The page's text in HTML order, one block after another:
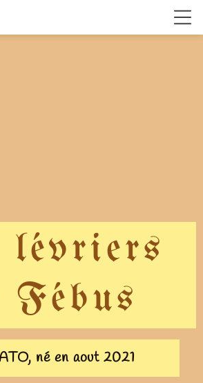
lévriers
Fébus
né en aout 2021